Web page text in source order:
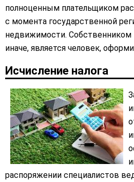
полноценным плательщиком
с момента государственной
недвижимости. Собственником
иначе, является человек,
Исчисление налога
распоряжении специалистов